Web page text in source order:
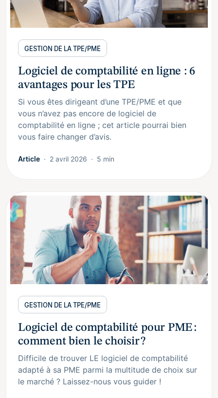
GESTION DE LA TPE/PME
Logiciel de comptabilité en ligne : 6
avantages pour les TPE
Si vous êtes dirigeant d’une TPE/PME et que
vous n’avez pas encore de logiciel de
comptabilité en ligne ; cet article pourrai bien
vous faire changer d’avis.
Article 2 avril 2026 5 min
GESTION DE LA TPE/PME
Logiciel de comptabilité pour PME :
comment bien le choisir ?
Difficile de trouver LE logiciel de comptabilité
adapté à sa PME parmi la multitude de choix sur
le marché ? Laissez-nous vous guider !